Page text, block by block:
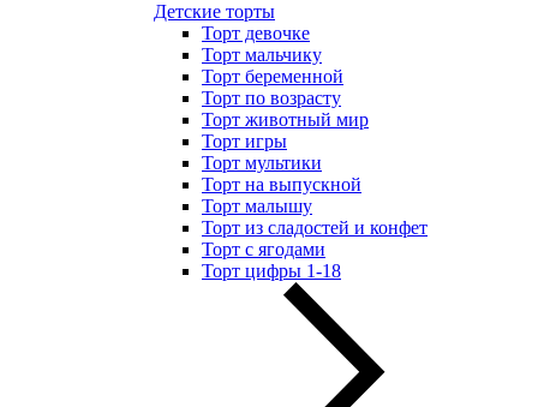
Детские торты
Торт девочке
Торт мальчику
Торт беременной
Торт по возрасту
Торт животный мир
Торт игры
Торт мультики
Торт на выпускной
Торт малышу
Торт из сладостей и конфет
Торт с ягодами
Торт цифры 1-18